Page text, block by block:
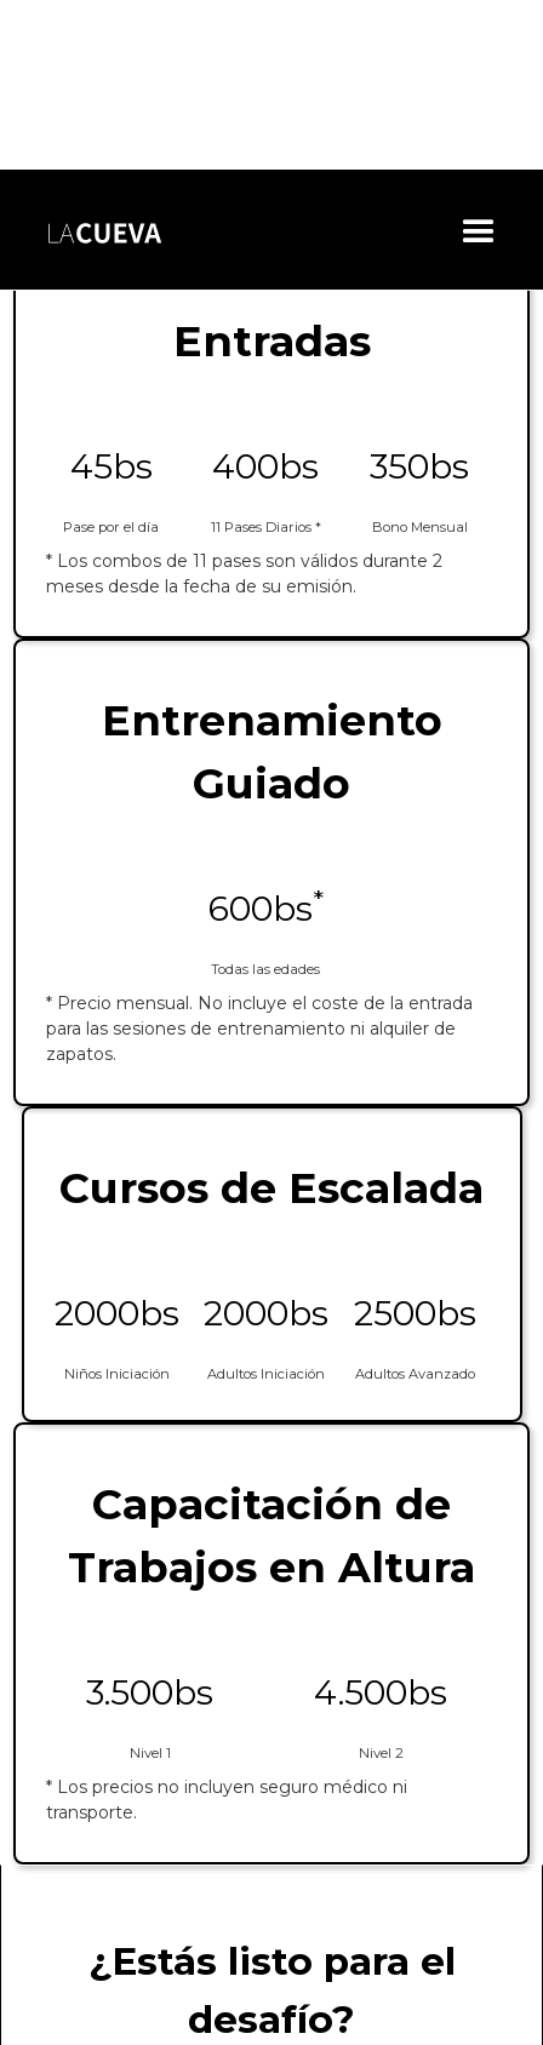
Precios
Entradas
45bs
Pase por el día
400bs
11 Pases Diarios *
350bs
Bono Mensual
* Los combos de 11 pases son válidos durante 2
meses desde la fecha de su emisión.
Entrenamiento
Guiado
600bs*
Todas las edades
* Precio mensual. No incluye el coste de la entrada
para las sesiones de entrenamiento ni alquiler de
zapatos.
Cursos de Escalada
2000bs
Niños Iniciación
2000bs
Adultos Iniciación
2500bs
Adultos Avanzado
Capacitación de
Trabajos en Altura
3.500bs
Nivel 1
4.500bs
Nivel 2
* Los precios no incluyen seguro médico ni
transporte.
¿Estás listo para el
desafío?